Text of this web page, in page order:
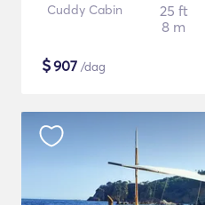
Cuddy Cabin
25 ft
8 m
$907 /dag